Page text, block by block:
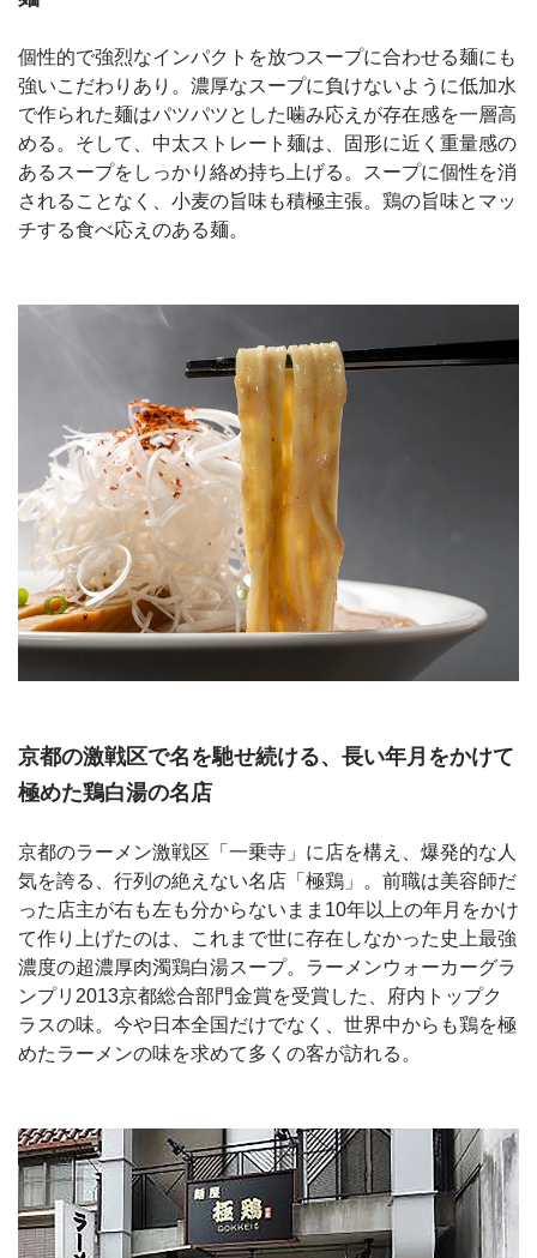
個性的で強烈なインパクトを放つスープに合わせる麺にも
強いこだわりあり。濃厚なスープに負けないように低加水
で作られた麺はパツパツとした噛み応えが存在感を一層高
める。そして、中太ストレート麺は、固形に近く重量感の
あるスープをしっかり絡め持ち上げる。スープに個性を消
されることなく、小麦の旨味も積極主張。鶏の旨味とマッ
チする食べ応えのある麺。
京都の激戦区で名を馳せ続ける、長い年月をかけて
極めた鶏白湯の名店
京都のラーメン激戦区「一乗寺」に店を構え、爆発的な人
気を誇る、行列の絶えない名店「極鶏」。前職は美容師だ
った店主が右も左も分からないまま10年以上の年月をかけ
て作り上げたのは、これまで世に存在しなかった史上最強
濃度の超濃厚肉濁鶏白湯スープ。ラーメンウォーカーグラ
ンプリ2013京都総合部門金賞を受賞した、府内トップク
ラスの味。今や日本全国だけでなく、世界中からも鶏を極
めたラーメンの味を求めて多くの客が訪れる。